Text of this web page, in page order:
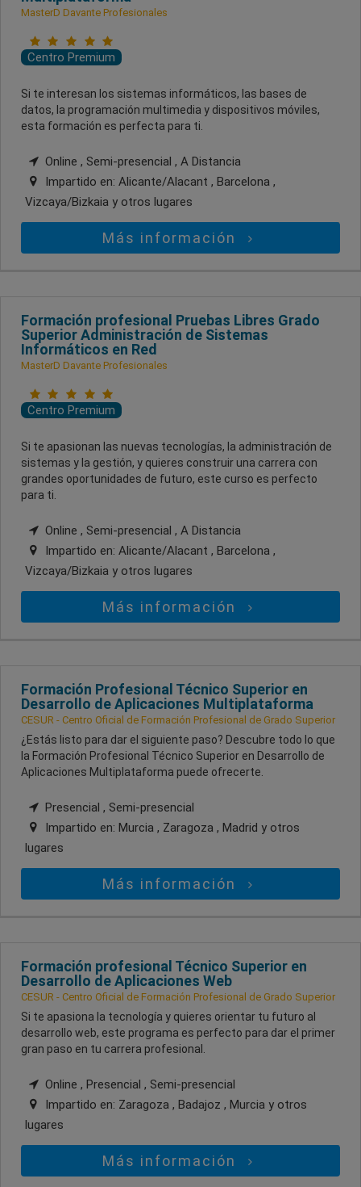
MasterD Davante Profesionales
Centro Premium
Si te interesan los sistemas informáticos, las bases de
datos, la programación multimedia y dispositivos móviles,
esta formación es perfecta para ti.
Online , Semi-presencial , A Distancia
Impartido en: Alicante/Alacant , Barcelona ,
Vizcaya/Bizkaia y otros lugares
Más información
Formación profesional Pruebas Libres Grado
Superior Administración de Sistemas
Informáticos en Red
MasterD Davante Profesionales
Centro Premium
Si te apasionan las nuevas tecnologías, la administración de
sistemas y la gestión, y quieres construir una carrera con
grandes oportunidades de futuro, este curso es perfecto
para ti.
Online , Semi-presencial , A Distancia
Impartido en: Alicante/Alacant , Barcelona ,
Vizcaya/Bizkaia y otros lugares
Más información
Formación Profesional Técnico Superior en
Desarrollo de Aplicaciones Multiplataforma
CESUR - Centro Oficial de Formación Profesional de Grado Superior
¿Estás listo para dar el siguiente paso? Descubre todo lo que
la Formación Profesional Técnico Superior en Desarrollo de
Aplicaciones Multiplataforma puede ofrecerte.
Presencial , Semi-presencial
Impartido en: Murcia , Zaragoza , Madrid y otros
lugares
Más información
Formación profesional Técnico Superior en
Desarrollo de Aplicaciones Web
CESUR - Centro Oficial de Formación Profesional de Grado Superior
Si te apasiona la tecnología y quieres orientar tu futuro al
desarrollo web, este programa es perfecto para dar el primer
gran paso en tu carrera profesional.
Online , Presencial , Semi-presencial
Impartido en: Zaragoza , Badajoz , Murcia y otros
lugares
Más información